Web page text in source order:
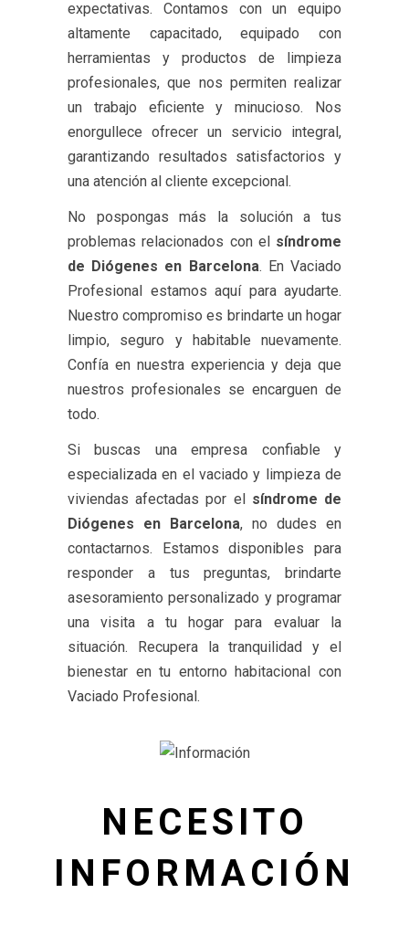
expectativas. Contamos con un equipo
altamente capacitado, equipado con
herramientas y productos de limpieza
profesionales, que nos permiten realizar
un trabajo eficiente y minucioso. Nos
enorgullece ofrecer un servicio integral,
garantizando resultados satisfactorios y
una atención al cliente excepcional.
No pospongas más la solución a tus
problemas relacionados con el síndrome
de Diógenes en Barcelona. En Vaciado
Profesional estamos aquí para ayudarte.
Nuestro compromiso es brindarte un hogar
limpio, seguro y habitable nuevamente.
Confía en nuestra experiencia y deja que
nuestros profesionales se encarguen de
todo.
Si buscas una empresa confiable y
especializada en el vaciado y limpieza de
viviendas afectadas por el síndrome de
Diógenes en Barcelona, no dudes en
contactarnos. Estamos disponibles para
responder a tus preguntas, brindarte
asesoramiento personalizado y programar
una visita a tu hogar para evaluar la
situación. Recupera la tranquilidad y el
bienestar en tu entorno habitacional con
Vaciado Profesional.
NECESITO
INFORMACIÓN